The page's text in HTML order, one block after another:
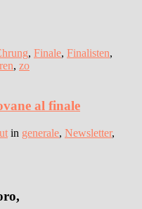
, Finale, Finalisten,
, zo
al finale
in generale, Newsletter,